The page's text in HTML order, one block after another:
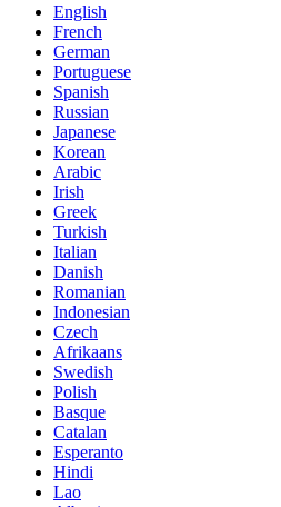
English
French
German
Portuguese
Spanish
Russian
Japanese
Korean
Arabic
Irish
Greek
Turkish
Italian
Danish
Romanian
Indonesian
Czech
Afrikaans
Swedish
Polish
Basque
Catalan
Esperanto
Hindi
Lao